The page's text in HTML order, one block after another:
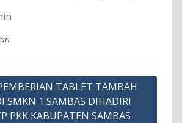
TABLET TAMBAH
SMKN 1 SAMBAS DIHADIRI
PKK KABUPATEN SAMBAS